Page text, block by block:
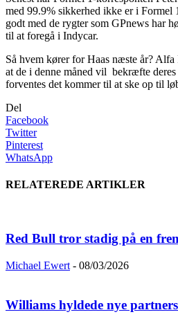
med 99.9% sikkerhed ikke er i Formel
godt med de rygter som GPnews har
til at foregå i Indycar.
Så hvem kører for Haas næste år?
at de i denne måned vil bekræfte deres
forventes det kommer til at ske op til
Del
Facebook
Twitter
Pinterest
WhatsApp
RELATEREDE ARTIKLER
Red Bull tror stadig på en
Michael Ewert - 08/03/2026
Williams hyldede nye